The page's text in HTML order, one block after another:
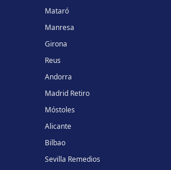
Mataró
Manresa
Girona
Reus
Andorra
Madrid Retiro
Móstoles
Alicante
Bilbao
Sevilla Remedios